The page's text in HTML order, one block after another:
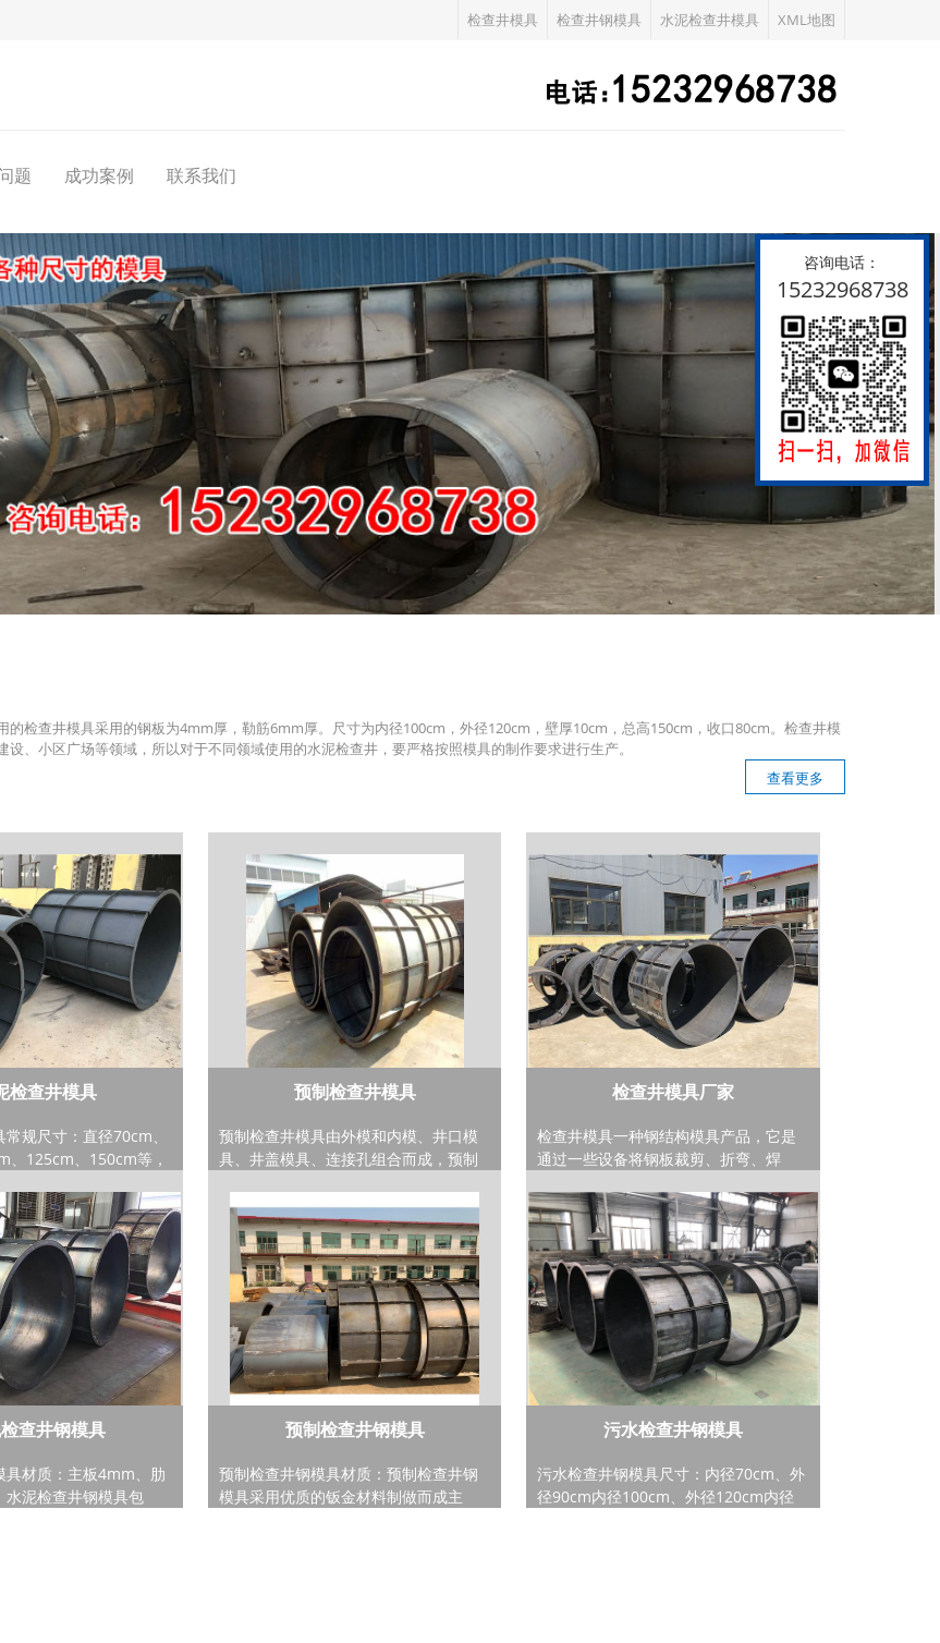
检查井模具 检查井钢模具 水泥检查井模具 XML地图
题 成功案例 联系我们
检查井模具采用的钢板为4mm厚，勒筋6mm厚。尺寸为内径100cm，外径120cm，壁厚10cm，总高150cm，收口80cm。检查井模
、小区广场等领域，所以对于不同领域使用的水泥检查井，要严格按照模具的制作要求进行生产。
查看更多
检查井模具
规尺寸：直径70cm、
、125cm、150cm等，
泥检查井模具主要应用
区、工业企业与民用建
，利用水泥检查井模具
检查井。随着时代的发
检查井已经代替砖砌水
检查井模具更便于安
渗漏、使用寿命更长。
购水泥检查井模具数量
购多少套模具合适，
预制检查井模具
预制检查井模具由外模和内模、井口模
具、井盖模具、连接孔组合而成，预制
6mm钢板制作成型，预制检查井模具总
高为150cm，预制检查井模具井口高为
50cm，井体高为100cm，井体内径
100cm，外径120cm。预制检查井模具
是用来制作排放雨水等较干净的下水
井，雨水井侧面有孔，与排水管道相
连，底部有向下延伸的渗水管，可将雨
水向地下补充并将多余的雨水经排水管
道排走。城市预制检查井模具规格为直
径1.25米或�
检查井模具厂家
检查井模具一种钢结构模具产品，它是
通过一些设备将钢板裁剪、折弯、焊
的，成型后的检查井模具可用来预制钢
筋混凝土，钢筋混凝土通过检查井模具
的定型便可成为检查井，用在市政、小
区、厂区等建筑工程，检查井一般设在
排水管道交汇处、转弯处、管径或坡度
改变处、跌水处等，为了便于定期检
查、清洁和疏通或下井操作检查的构筑
物。检查井分为直通检查井、三通检查
井、四通检查井、45°弯头检�
查井钢模具
具材质：主板4mm、肋
泥检查井钢模具包
预制检查井钢模具
预制检查井钢模具材质：预制检查井钢
模具采用优质的钣金材料制做而成主
污水检查井钢模具
污水检查井钢模具尺寸：内径70cm、外
径90cm内径100cm、外径120cm内径
咨询电话：
15232968738